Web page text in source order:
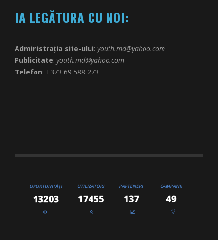
IA LEGĂTURA CU NOI:
Administrația site-ului: youth.md@yahoo.com
Publicitate: youth.md@yahoo.com
Telefon: +373 69 588 273